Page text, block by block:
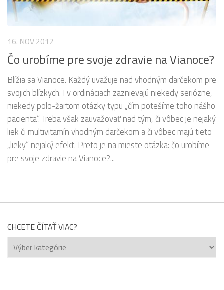
16. NOV 2012
Čo urobíme pre svoje zdravie na Vianoce?
Blížia sa Vianoce. Každý uvažuje nad vhodným darčekom pre
svojich blízkych. I v ordináciach zaznievajú niekedy seriózne,
niekedy polo-žartom otázky typu „čím potešíme toho nášho
pacienta“. Treba však zauvažovať nad tým, či vôbec je nejaký
liek či multivitamín vhodným darčekom a či vôbec majú tieto
„lieky“ nejaký efekt. Preto je na mieste otázka: čo urobíme
pre svoje zdravie na Vianoce?...
CHCETE ČÍTAŤ VIAC?
Chcete
čítať